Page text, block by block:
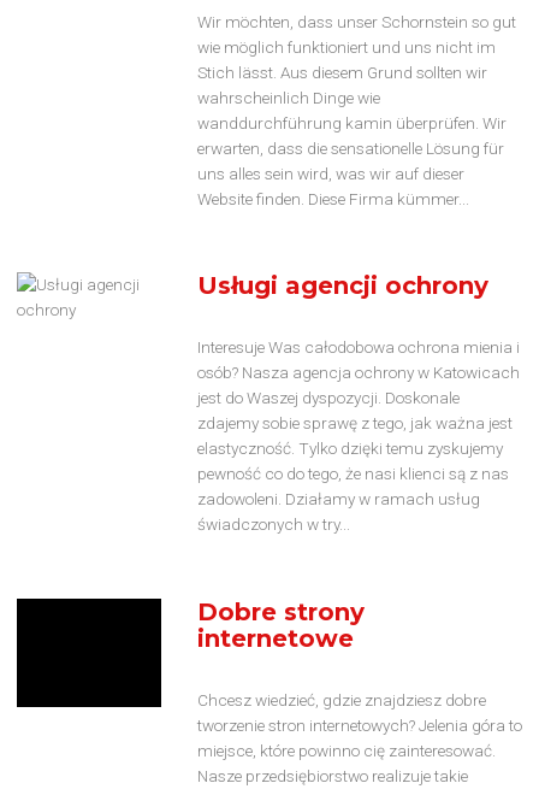
Wir möchten, dass unser Schornstein so gut
wie möglich funktioniert und uns nicht im
Stich lässt. Aus diesem Grund sollten wir
wahrscheinlich Dinge wie
wanddurchführung kamin überprüfen. Wir
erwarten, dass die sensationelle Lösung für
uns alles sein wird, was wir auf dieser
Website finden. Diese Firma kümmer...
Usługi agencji ochrony
Interesuje Was całodobowa ochrona mienia i
osób? Nasza agencja ochrony w Katowicach
jest do Waszej dyspozycji. Doskonale
zdajemy sobie sprawę z tego, jak ważna jest
elastyczność. Tylko dzięki temu zyskujemy
pewność co do tego, że nasi klienci są z nas
zadowoleni. Działamy w ramach usług
świadczonych w try...
Dobre strony
internetowe
Chcesz wiedzieć, gdzie znajdziesz dobre
tworzenie stron internetowych? Jelenia góra to
miejsce, które powinno cię zainteresować.
Nasze przedsiębiorstwo realizuje takie